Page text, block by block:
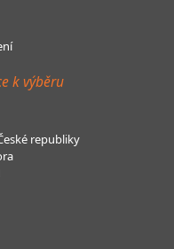
k výběru
republiky